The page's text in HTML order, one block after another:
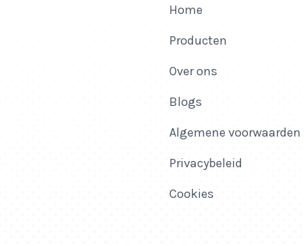
Home
Producten
Over ons
Blogs
Algemene voorwaarden
Privacybeleid
Cookies